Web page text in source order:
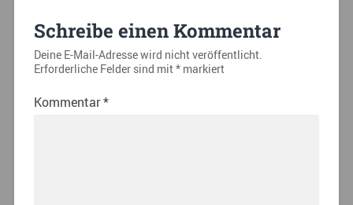
Schreibe einen Kommentar
Deine E-Mail-Adresse wird nicht veröffentlicht.
Erforderliche Felder sind mit*markiert
Kommentar*